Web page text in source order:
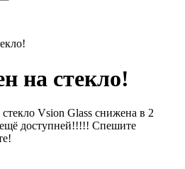
на стекло!
Vsion Glass снижена в 2
доступней!!!!! Спешите